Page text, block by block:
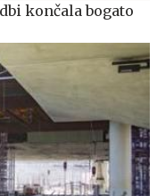
končala bogato